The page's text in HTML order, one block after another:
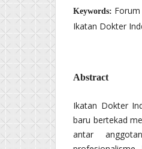
Keywords:
Ikatan Dokter
Abstract
Ikatan Dokter
baru bertekad
antar